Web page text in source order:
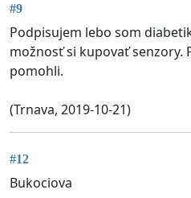
#9
Podpisujem lebo som
možnosť si kupovať senzory.
pomohli.
(Trnava, 2019-10-21)
#12
Bukociova